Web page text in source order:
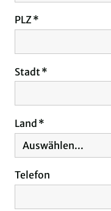
PLZ
Stadt
Land
Telefon